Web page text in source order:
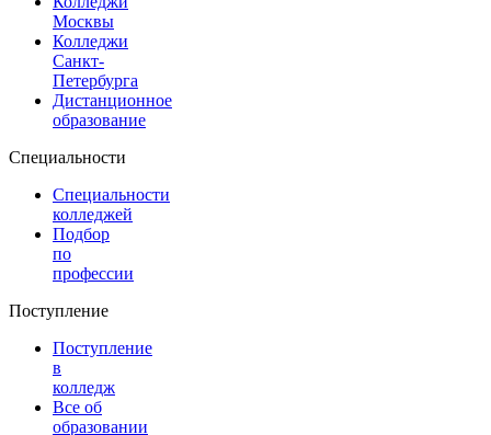
Москвы
Колледжи
Санкт-
Петербурга
Дистанционное
образование
Специальности
Специальности
колледжей
Подбор
по
профессии
Поступление
Поступление
в
колледж
Все об
образовании